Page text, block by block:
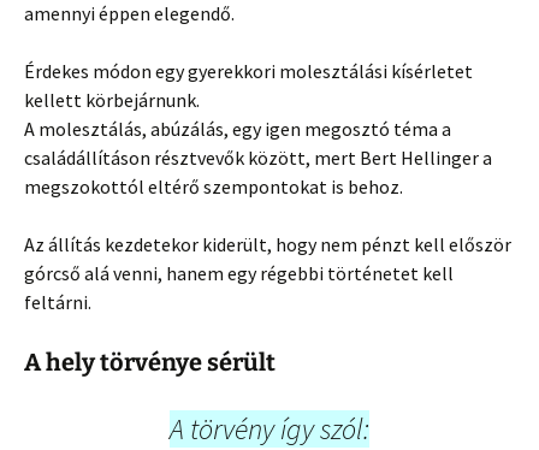
amennyi éppen elegendő.
Érdekes módon egy gyerekkori molesztálási kísérletet
kellett körbejárnunk.
A molesztálás, abúzálás, egy igen megosztó téma a
családállításon résztvevők között, mert Bert Hellinger a
megszokottól eltérő szempontokat is behoz.
Az állítás kezdetekor kiderült, hogy nem pénzt kell először
górcső alá venni, hanem egy régebbi történetet kell
feltárni.
A hely törvénye sérült
A törvény így szól: